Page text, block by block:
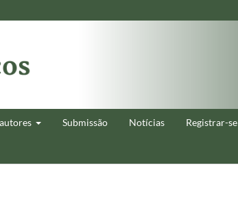
Submissão Notícias Registrar-se